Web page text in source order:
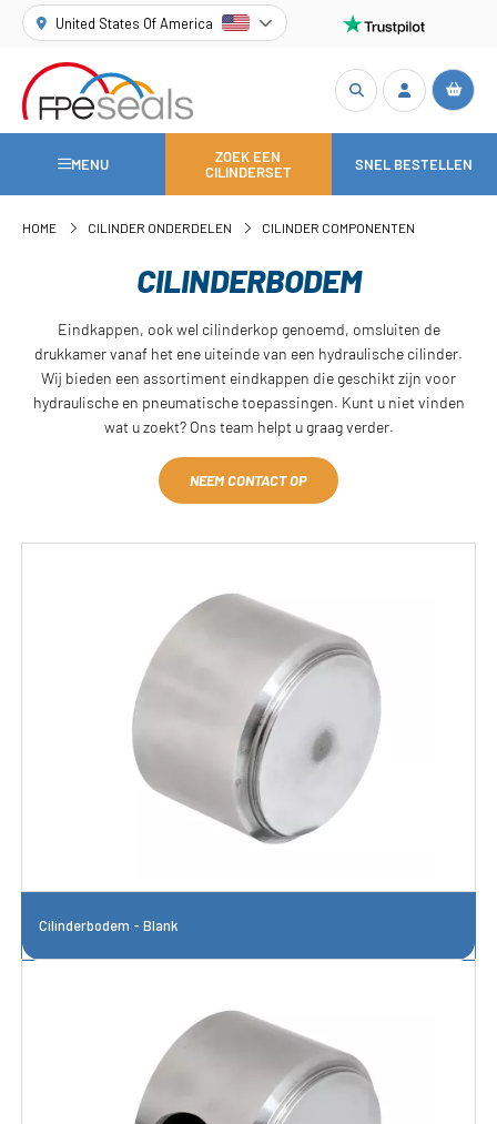
United States Of America
MENU
ZOEK EEN
CILINDERSET
SNEL BESTELLEN
HOME CILINDER ONDERDELEN CILINDER COMPONENTEN
CILINDERBODEM
Eindkappen, ook wel cilinderkop genoemd, omsluiten de
drukkamer vanaf het ene uiteinde van een hydraulische cilinder.
Wij bieden een assortiment eindkappen die geschikt zijn voor
hydraulische en pneumatische toepassingen. Kunt u niet vinden
wat u zoekt? Ons team helpt u graag verder.
NEEM CONTACT OP
Cilinderbodem - Blank